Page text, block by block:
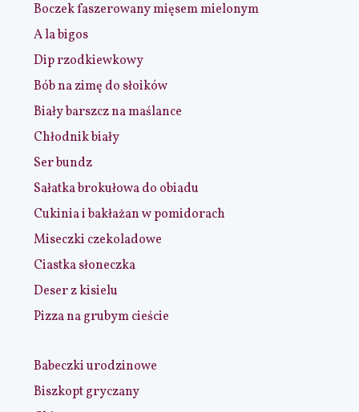
Boczek faszerowany mięsem mielonym
A la bigos
Dip rzodkiewkowy
Bób na zimę do słoików
Biały barszcz na maślance
Chłodnik biały
Ser bundz
Sałatka brokułowa do obiadu
Cukinia i bakłażan w pomidorach
Miseczki czekoladowe
Ciastka słoneczka
Deser z kisielu
Pizza na grubym cieście
Babeczki urodzinowe
Biszkopt gryczany